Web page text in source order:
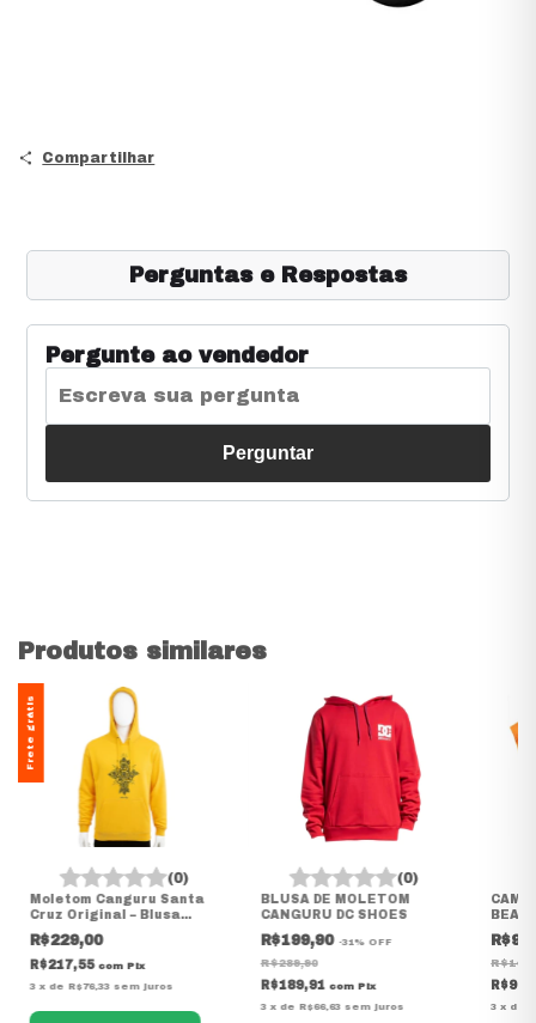
Compartilhar
Perguntas e Respostas
Pergunte ao vendedor
Perguntar
Produtos similares
Frete grátis
(0)
Moletom Canguru Santa
Cruz Original – Blusa
Streetwear
R$229,00
R$217,55 com Pix
3 x de R$76,33 sem juros
(0)
BLUSA DE MOLETOM
CANGURU DC SHOES
R$199,90 -31% OFF
R$289,90
R$189,91 com Pix
3 x de R$66,63 sem juros
BEAR
3 x de